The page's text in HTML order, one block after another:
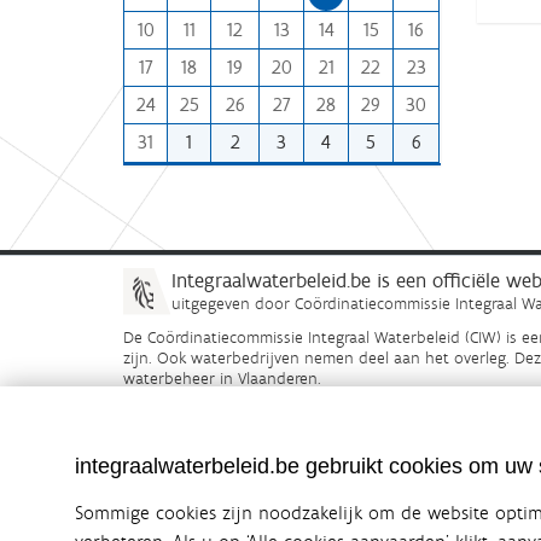
n
-
8
10
11 12 13 14 15
16
17
18 19 20 21 22
23
24
25 26 27 28 29
30
31
1 2 3 4 5 6
integraalwaterbeleid.be gebruikt cookies om
Sommige cookies zijn noodzakelijk om de website
Integraalwaterbeleid.be is een officiële
uitgegeven door Coördinatiecommissie Integraal
De Coördinatiecommissie Integraal Waterbeleid (CIW)
zijn. Ook waterbedrijven nemen deel aan het overleg.
waterbeheer in Vlaanderen.